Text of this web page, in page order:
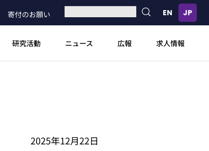
寄付のお願い
研究活動 ニュース 広報 求人情報
2025年12月22日